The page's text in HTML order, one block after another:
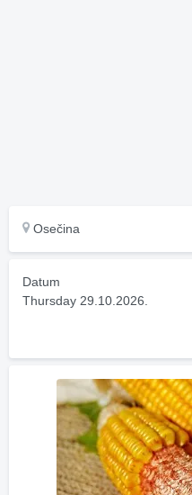
Osečina
Datum
Thursday 29.10.2026.